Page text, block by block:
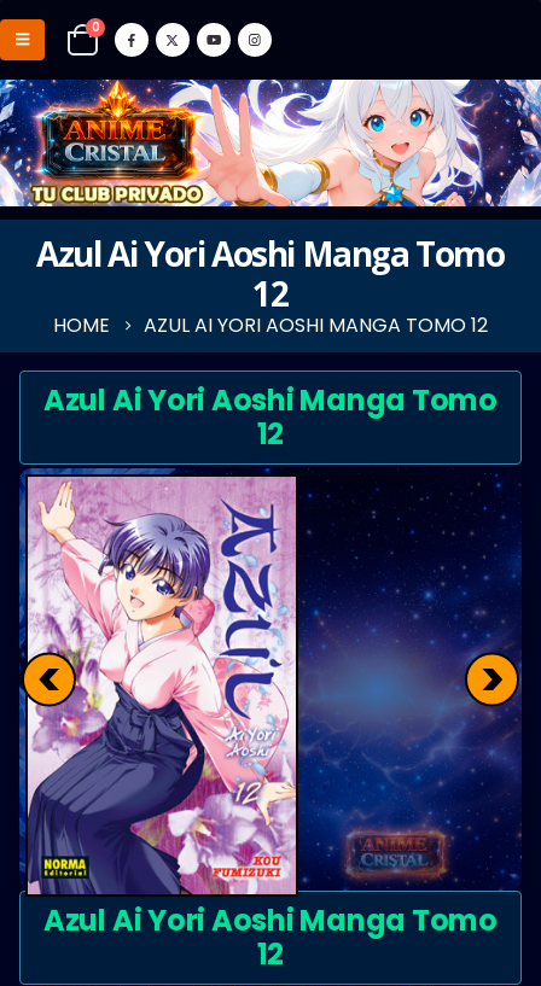
0
Azul Ai Yori Aoshi Manga Tomo
12
HOME AZUL AI YORI AOSHI MANGA TOMO 12
Azul Ai Yori Aoshi Manga Tomo
12
< >
Azul Ai Yori Aoshi Manga Tomo
12